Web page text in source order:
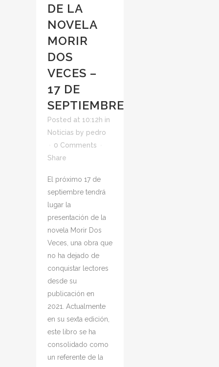
DE LA
NOVELA
MORIR
DOS
VECES –
17 DE
SEPTIEMBRE
Posted at 10:12h in
Noticias by pedro
0 Comments
Share
El próximo 17 de
septiembre tendrá
lugar la
presentación de la
novela Morir Dos
Veces, una obra que
no ha dejado de
conquistar lectores
desde su
publicación en
2021. Actualmente
en su sexta edición,
este libro se ha
consolidado como
un referente de la